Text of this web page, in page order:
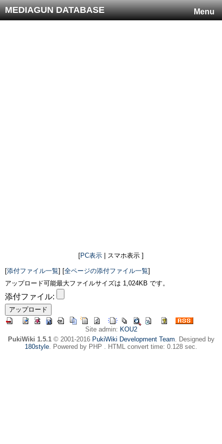
Menu
MEDIAGUN DATABASE
[PC表示 | スマホ表示 ]
[添付ファイル一覧] [全ページの添付ファイル一覧]
アップロード可能最大ファイルサイズは 1,024KB です。
添付ファイル:
Site admin: KOU2
PukiWiki 1.5.1© 2001-2016 PukiWiki Development Team. Designed by
180style. Powered by PHP . HTML convert time: 0.128 sec.